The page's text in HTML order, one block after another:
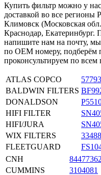
Купить фильтр можно у
доставкой во все регионы
Климовск (Московская
Краснодар, Екатеринбург.
напишите нам на почту,
по OEM номеру, подберём
проконсультируем по всем
ATLAS COPCO
BALDWIN FILTERS
DONALDSON
HIFI FILTER
HIFI/JURA
WIX FILTERS
33488
FLEETGUARD
CNH
84477362
CUMMINS
3104081